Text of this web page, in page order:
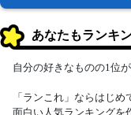
あなたもランキ
自分の好きなものの1位
「ランこれ」ならはじめ
面白い人気ランキングを